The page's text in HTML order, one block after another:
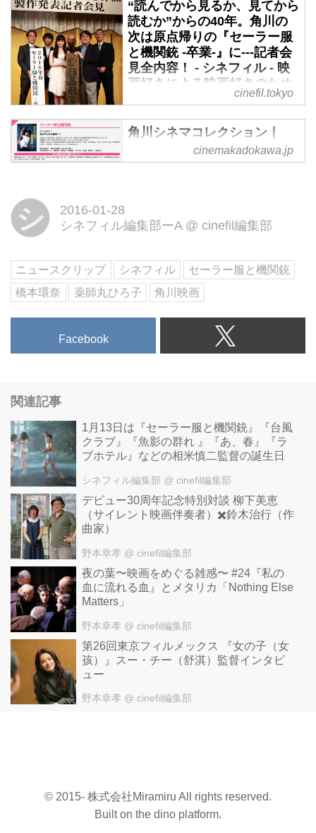
“読んでから見るか、見てから
読むか”からの40年。角川の
次は原点帰りの『セーラー服
と機関銃 -卒業-』に---記者会
見全内容！ - シネフィル - 映
画好きによる映画好きのため
1976年『犬神家の一族』が公開
され、一つの日本映画の歴史がは
界と映画界をつなぎ合わせた大量
え、“メディアミックス”はそれ以
来角川映画の代名詞となりまし
た。
そんな「角川映画」のスタートか
ら、2016年でちょうど40年。
角川映画40周年...
cinefil.tokyo
角川シネマコレクション｜
DVD・ブルーレイ
ンド「角川シネマコレクション」
映画・日本ヘラルド映画の豊富な
作品を、様々なメディアを通じて
皆様にご提供していきます。
cinemakadokawa.jp
シ
2016-01-28
シネフィル編集部ーA @ cinefil編集部
ニュースクリップ シネフィル
セーラー服と機関銃
橋本環奈
薬師丸ひろ子 角川映画
Facebook
関連記事
1月13日は『セーラー服と機関銃』『台風
クラブ』『魚影の群れ 』『あ、春』『ラ
ブホテル』などの相米慎二監督の誕生日
シネフィル編集部 @ cinefil編集部
デビュー30周年記念特別対談 柳下美恵
（サイレント映画伴奏者）✖️鈴木治行（作
曲家）
野本幸孝 @ cinefil編集部
夜の葉〜映画をめぐる雑感〜 #24『私の
血に流れる血』とメタリカ「Nothing Else
Matters」
野本幸孝 @ cinefil編集部
第26回東京フィルメックス 『女の子（女
孩）』スー・チー（舒淇）監督インタビ
ュー
野本幸孝 @ cinefil編集部
© 2015- 株式会社Miramiru All rights reserved.
Built on the dino platform.